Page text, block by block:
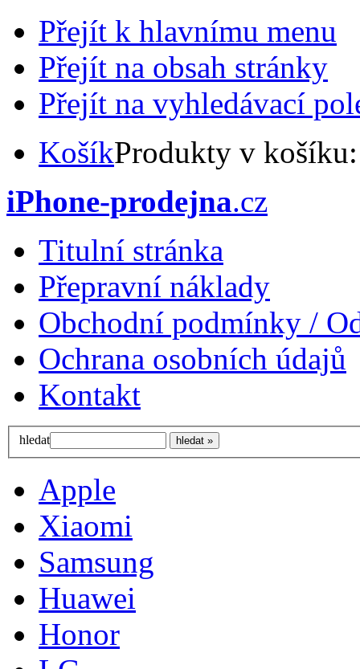
Přejít k hlavnímu menu
Přejít na obsah stránky
Přejít na vyhledávací
KošíkProdukty v
iPhone-prodejna.cz
Titulní stránka
Přepravní náklady
Obchodní podmínky /
Ochrana osobních údajů
Kontakt
hledat
Apple
Xiaomi
Samsung
Huawei
Honor